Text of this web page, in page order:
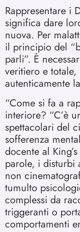
Rappresentare i
significa dare
nuova. Per
il principio del
parli”. È
veritiero e
autenticamente
“Come si fa a
interiore? “C’è
spettacolari del
sofferenza
docente al
parole, i disturbi
non
tumulto
complessi da
triggeranti o
comportamenti